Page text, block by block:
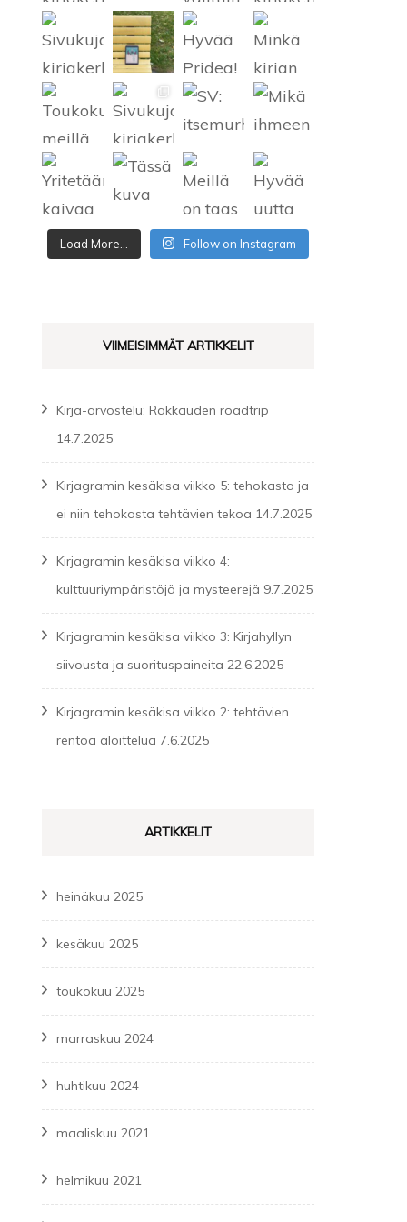
SATEENKAARIKIRJALLISUUS
Load More... Follow on Instagram
VIIMEISIMMÄT ARTIKKELIT
Kirja-arvostelu: Rakkauden roadtrip
14.7.2025
Kirjagramin kesäkisa viikko 5: tehokasta ja
ei niin tehokasta tehtävien tekoa 14.7.2025
Kirjagramin kesäkisa viikko 4:
kulttuuriympäristöjä ja mysteerejä 9.7.2025
Kirjagramin kesäkisa viikko 3: Kirjahyllyn
siivousta ja suorituspaineita 22.6.2025
Kirjagramin kesäkisa viikko 2: tehtävien
rentoa aloittelua 7.6.2025
ARTIKKELIT
heinäkuu 2025
kesäkuu 2025
toukokuu 2025
marraskuu 2024
huhtikuu 2024
maaliskuu 2021
helmikuu 2021